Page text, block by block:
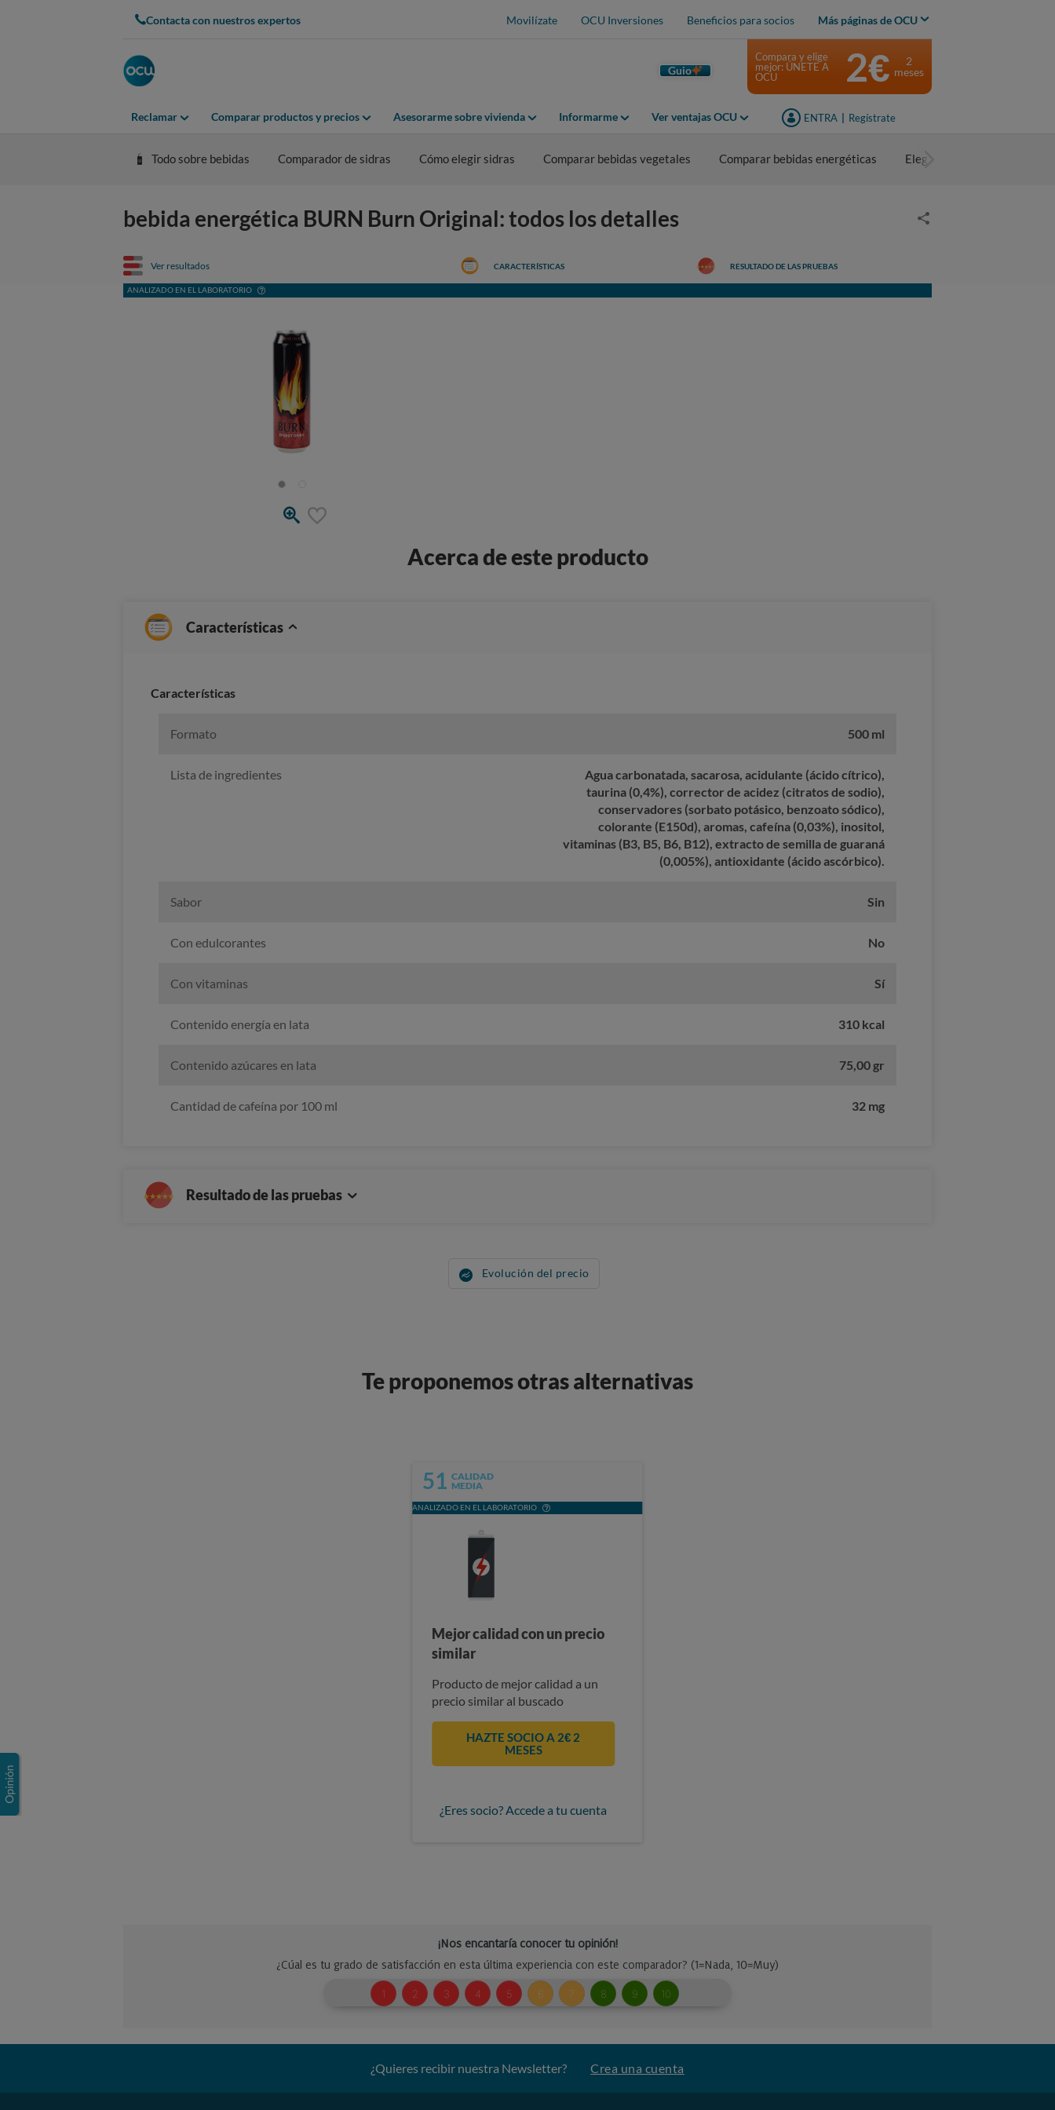
Contacta con nuestros expertos Movilízate OCU Inversiones Beneficios para socios Más páginas de OCU
Guio
Reclamar Comparar productos y precios Asesorarme sobre vivienda Informarme Ver ventajas OCU ENTRA Regístrate
Compara y elige
mejor: ÚNETE A
OCU
2€
2
meses
Todo sobre bebidas Comparador de sidras Cómo elegir sidras Comparar bebidas vegetales Comparar bebidas energéticas Elegir bebidas energéticas
bebida energética BURN Burn Original: todos los detalles
Ver resultados
ANALIZADO EN EL LABORATORIO
CARACTERÍSTICAS RESULTADO DE LAS PRUEBAS
Acerca de este producto
Características
Caracterí­sticas
Formato 500 ml
Lista de ingredientes
Agua carbonatada, sacarosa, acidulante (ácido cítrico),
taurina (0,4%), corrector de acidez (citratos de sodio),
conservadores (sorbato potásico, benzoato sódico),
colorante (E150d), aromas, cafeína (0,03%), inositol,
vitaminas (B3, B5, B6, B12), extracto de semilla de guaraná
(0,005%), antioxidante (ácido ascórbico).
Sabor Sin
Con edulcorantes No
Con vitaminas Sí
Contenido energía en lata 310 kcal
Contenido azúcares en lata 75,00 gr
Cantidad de cafeína por 100 ml 32 mg
Resultado de las pruebas
Evolución del precio
Te proponemos otras alternativas
51 CALIDAD
MEDIA
ANALIZADO EN EL LABORATORIO
Mejor calidad con un precio
similar
Producto de mejor calidad a un
precio similar al buscado
HAZTE SOCIO A 2€ 2
MESES
¿Eres socio? Accede a tu cuenta
¿Quieres recibir nuestra Newsletter? Crea una cuenta